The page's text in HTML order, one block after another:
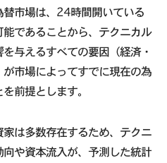
市場は、24時間開いている
であることから、テクニカル
与えるすべての要因（経済・
市場によってすでに現在の為
前提とします。
は多数存在するため、テクニ
や資本流入が、予測した統計